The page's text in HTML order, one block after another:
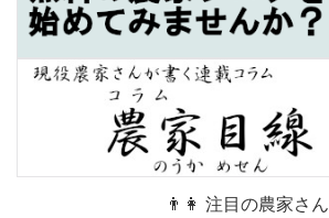
👨👩 注目の農家さん